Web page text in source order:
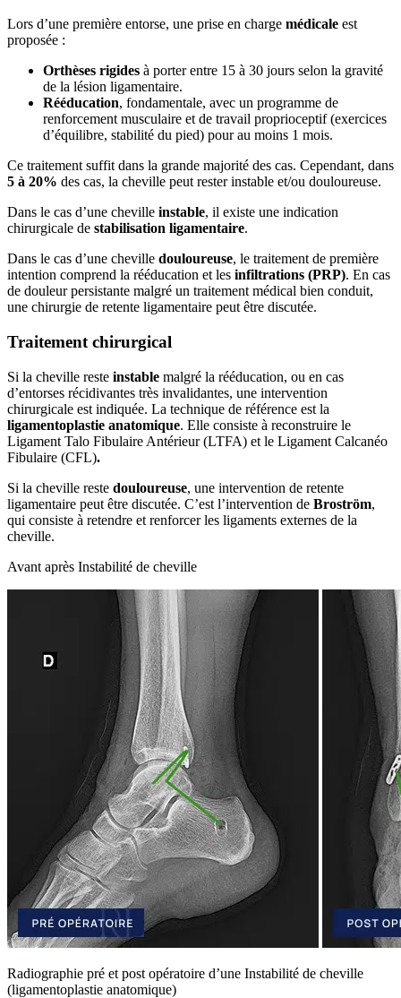
Lors d’une première entorse, une prise en charge médicale est
proposée :
Orthèses rigides à porter entre 15 à 30 jours selon la gravité
de la lésion ligamentaire.
Rééducation, fondamentale, avec un programme de
renforcement musculaire et de travail proprioceptif (exercices
d’équilibre, stabilité du pied) pour au moins 1 mois.
Ce traitement suffit dans la grande majorité des cas. Cependant, dans
5 à 20% des cas, la cheville peut rester instable et/ou douloureuse.
Dans le cas d’une cheville instable, il existe une indication
chirurgicale de stabilisation ligamentaire.
Dans le cas d’une cheville douloureuse, le traitement de première
intention comprend la rééducation et les infiltrations (PRP). En cas
de douleur persistante malgré un traitement médical bien conduit,
une chirurgie de retente ligamentaire peut être discutée.
Traitement chirurgical
Si la cheville reste instable malgré la rééducation, ou en cas
d’entorses récidivantes très invalidantes, une intervention
chirurgicale est indiquée. La technique de référence est la
ligamentoplastie anatomique. Elle consiste à reconstruire le
Ligament Talo Fibulaire Antérieur (LTFA) et le Ligament Calcanéo
Fibulaire (CFL).
Si la cheville reste douloureuse, une intervention de retente
ligamentaire peut être discutée. C’est l’intervention de Broström,
qui consiste à retendre et renforcer les ligaments externes de la
cheville.
Avant après Instabilité de cheville
Radiographie pré et post opératoire d’une Instabilité de cheville
(ligamentoplastie anatomique)